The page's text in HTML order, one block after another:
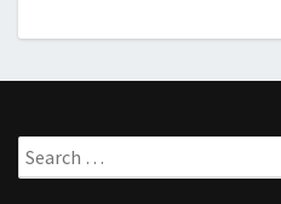
Search
for: